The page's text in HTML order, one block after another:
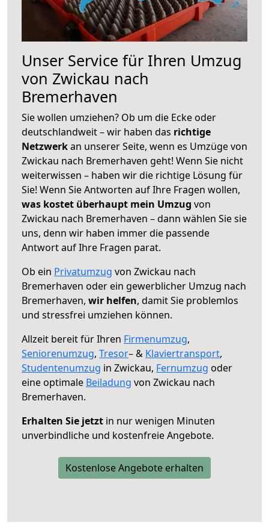
Unser Service für Ihren Umzug
von Zwickau nach
Bremerhaven
Sie wollen umziehen? Ob um die Ecke oder
deutschlandweit – wir haben das richtige
Netzwerkan unserer Seite, wenn es Umzüge von
Zwickau nach Bremerhaven geht! Wenn Sie nicht
weiterwissen – haben wir die richtige Lösung für
Sie! Wenn Sie Antworten auf Ihre Fragen wollen,
was kostet überhaupt mein Umzug von
Zwickau nach Bremerhaven – dann wählen Sie sie
uns, denn wir haben immer die passende
Antwort auf Ihre Fragen parat.
Ob ein Privatumzug von Zwickau nach
Bremerhaven oder ein gewerblicher Umzug nach
Bremerhaven, wir helfen, damit Sie problemlos
und stressfrei umziehen können.
Allzeit bereit für Ihren Firmenumzug,
Seniorenumzug, Tresor– & Klaviertransport,
Studentenumzug in Zwickau, Fernumzug oder
eine optimale Beiladung von Zwickau nach
Bremerhaven.
Erhalten Sie jetzt in nur wenigen Minuten
unverbindliche und kostenfreie Angebote.
Kostenlose Angebote erhalten